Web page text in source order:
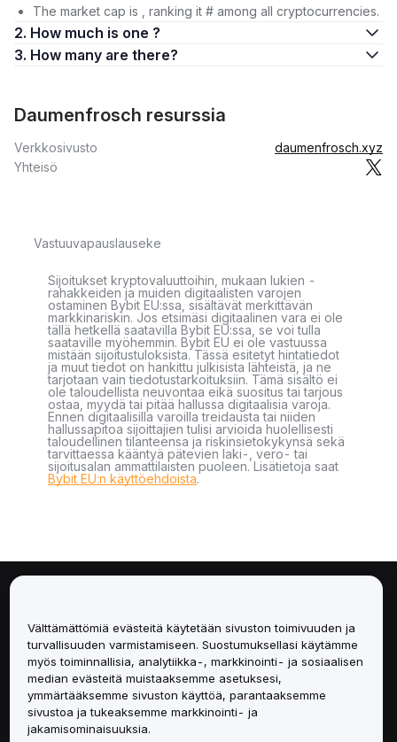
The market cap is , ranking it # among all cryptocurrencies.
2. How much is one ?
3. How many are there?
Daumenfrosch resurssia
Verkkosivusto
daumenfrosch.xyz
Yhteisö
Vastuuvapauslauseke
Sijoitukset kryptovaluuttoihin, mukaan lukien -
rahakkeiden ja muiden digitaalisten varojen
ostaminen Bybit EU:ssa, sisältävät merkittävän
markkinariskin. Jos etsimäsi digitaalinen vara ei ole
tällä hetkellä saatavilla Bybit EU:ssa, se voi tulla
saataville myöhemmin. Bybit EU ei ole vastuussa
mistään sijoitustuloksista. Tässä esitetyt hintatiedot
ja muut tiedot on hankittu julkisista lähteistä, ja ne
tarjotaan vain tiedotustarkoituksiin. Tämä sisältö ei
ole taloudellista neuvontaa eikä suositus tai tarjous
ostaa, myydä tai pitää hallussa digitaalisia varoja.
Ennen digitaalisilla varoilla treidausta tai niiden
hallussapitoa sijoittajien tulisi arvioida huolellisesti
taloudellinen tilanteensa ja riskinsietokykynsä sekä
tarvittaessa kääntyä pätevien laki-, vero- tai
sijoitusalan ammattilaisten puoleen. Lisätietoja saat
Bybit EU:n käyttöehdoista.
Palvelut
Tuki
Tuotteet
Välttämättömiä evästeitä käytetään sivuston toimivuuden ja
turvallisuuden varmistamiseen. Suostumuksellasi käytämme
myös toiminnallisia, analytiikka-, markkinointi- ja sosiaalisen
median evästeitä muistaaksemme asetuksesi,
ymmärtääksemme sivuston käyttöä, parantaaksemme
sivustoa ja tukeaksemme markkinointi- ja
jakamisominaisuuksia.